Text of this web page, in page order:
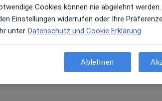
Heute
6 Aug
Morgen
7 Aug
Sa,
8 Aug
So,
Online-Terminbuchung nicht verfügbar
Cookies können nie abgelehnt werden.
Einstellungen widerrufen oder Ihre
unter Datenschutz und Cookie Erklärung
Ablehnen